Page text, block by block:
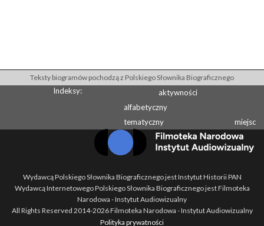
Teksty biogramów pochodzą z Polskiego Słownika Biograficznego
Indeksy:
aktywności
alfabetyczny
tematyczny
miejsc
Wydawcą Polskiego Słownika Biograficznego jest Instytut Historii PAN
Wydawcą Internetowego Polskiego Słownika Biograficznego jest Filmoteka
Narodowa - Instytut Audiowizualny
All Rights Reserved 2014-2026Filmoteka Narodowa - Instytut Audiowizualny
Polityka prywatności